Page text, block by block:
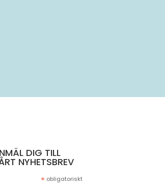
DIG TILL
NYHETSBREV
* obligatoriskt